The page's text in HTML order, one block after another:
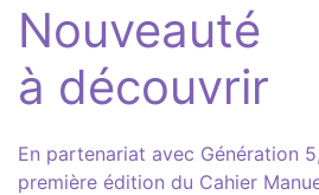
Nouveauté
à découvrir
En partenariat avec Génération
première édition du Cahier